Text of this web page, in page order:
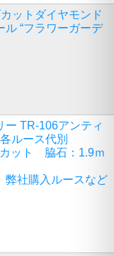
ットダイヤモンド
“フラワーガーデ
ー TR-106アンティ
ルース代別
ット 脇石：1.9ｍ
社購入ルースなど